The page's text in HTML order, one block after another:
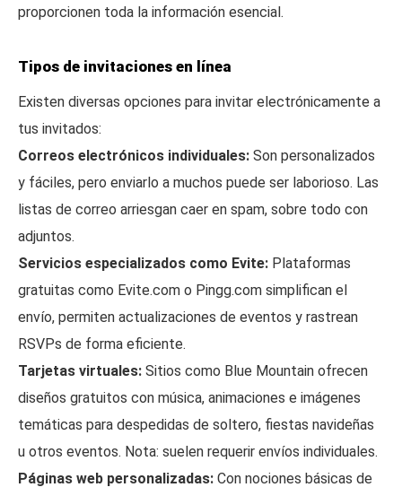
proporcionen toda la información esencial.
Tipos de invitaciones en línea
Existen diversas opciones para invitar electrónicamente a
tus invitados:
Correos electrónicos individuales: Son personalizados
y fáciles, pero enviarlo a muchos puede ser laborioso. Las
listas de correo arriesgan caer en spam, sobre todo con
adjuntos.
Servicios especializados como Evite: Plataformas
gratuitas como Evite.com o Pingg.com simplifican el
envío, permiten actualizaciones de eventos y rastrean
RSVPs de forma eficiente.
Tarjetas virtuales: Sitios como Blue Mountain ofrecen
diseños gratuitos con música, animaciones e imágenes
temáticas para despedidas de soltero, fiestas navideñas
u otros eventos. Nota: suelen requerir envíos individuales.
Páginas web personalizadas: Con nociones básicas de